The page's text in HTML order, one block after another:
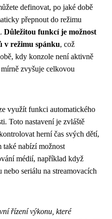
definovat, po jaké době
přepnout do režimu
Důležitou funkcí je možnost
v režimu spánku, což
kdy konzole není aktivně
zvyšuje celkovou
využít funkci automatického
Toto nastavení je zvláště
herní čas svých dětí,
také nabízí možnost
médií, například když
seriálu na streamovacích
řízení výkonu, které